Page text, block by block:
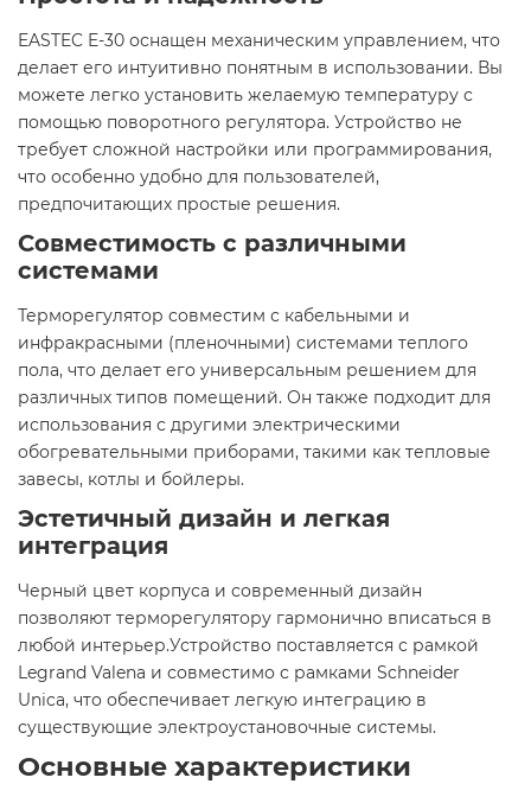
EASTEC E-30 оснащен механическим управлением, что
делает его интуитивно понятным в использовании. Вы
можете легко установить желаемую температуру с
помощью поворотного регулятора. Устройство не
требует сложной настройки или программирования,
что особенно удобно для пользователей,
предпочитающих простые решения.​
Совместимость с различными
системами
Терморегулятор совместим с кабельными и
инфракрасными (пленочными) системами теплого
пола, что делает его универсальным решением для
различных типов помещений. Он также подходит для
использования с другими электрическими
обогревательными приборами, такими как тепловые
завесы, котлы и бойлеры.​
Эстетичный дизайн и легкая
интеграция
Черный цвет корпуса и современный дизайн
позволяют терморегулятору гармонично вписаться в
любой интерьер.Устройство поставляется с рамкой
Legrand Valena и совместимо с рамками Schneider
Unica, что обеспечивает легкую интеграцию в
существующие электроустановочные системы.​
Основные характеристики